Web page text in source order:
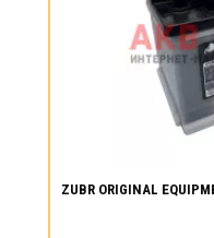
ZUBR ORIGINAL